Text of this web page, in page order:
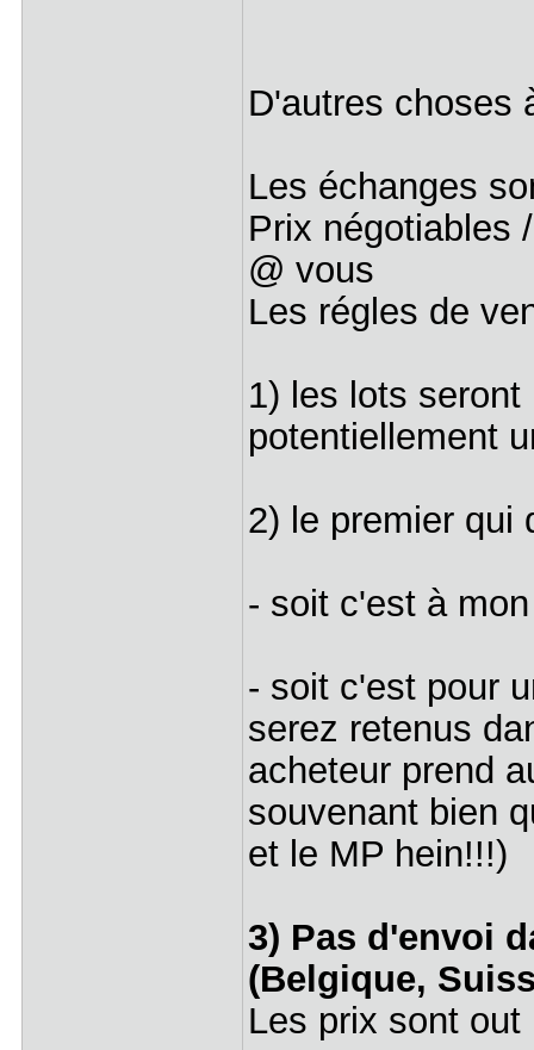
D'autres choses
Les échanges
Prix négotiables
@ vous
Les régles de
1) les lots
potentiellement
2) le premier
- soit c'est à
- soit c'est pour
serez retenus
acheteur prend
souvenant bien
et le MP hein!!!)
3) Pas d'envoi
(Belgique,
Les prix sont